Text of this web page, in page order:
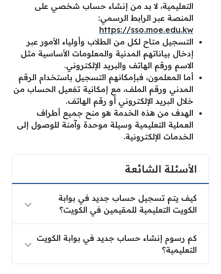
التعليمية، لا بد من إنشاء حساب شخصي على
المنصة عبر الرابط الرسمي:
https://sso.moe.edu.kw
التسجيل متاح لكل من الطلاب وأولياء الأمور عبر
إدخال بياناتهم المدنية والمعلومات الأساسية مثل
الاسم ورقم الهاتف والبريد الإلكتروني.
أما المعلمون، فبإمكانهم التسجيل باستخدام الرقم
المدني ورقم الملف، مع إمكانية تفعيل الحساب من
خلال البريد الإلكتروني أو رقم الهاتف.
الهدف من هذه الخدمة هو منح جميع أطراف
العملية التعليمية وسيلة موحدة وآمنة للوصول إلى
الخدمات الإلكترونية.
الأسئلة الشائعة
كيف يتم تسجيل حساب جديد في بوابة
الكويت التعليمية للمقيمين في الكويت؟
كم رسوم إنشاء حساب جديد في بوابة الكويت
التعليمية؟